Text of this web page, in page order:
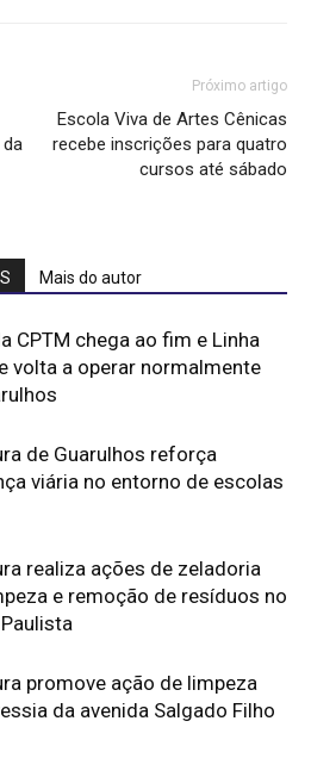
Próximo artigo
Escola Viva de Artes Cênicas
recebe inscrições para quatro
cursos até sábado
Mais do autor
CPTM chega ao fim e Linha
volta a operar normalmente
de Guarulhos reforça
viária no entorno de escolas
realiza ações de zeladoria
e remoção de resíduos no
promove ação de limpeza
da avenida Salgado Filho